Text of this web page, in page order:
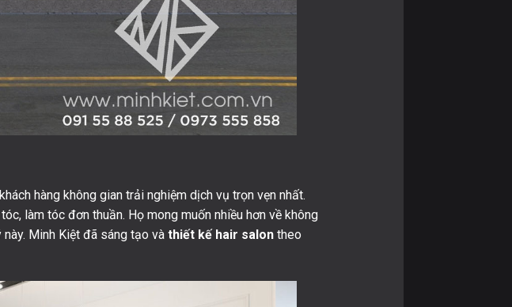
hàng không gian trải nghiệm dịch vụ trọn vẹn nhất.
làm tóc đơn thuần. Họ mong muốn nhiều hơn về không
Minh Kiệt đã sáng tạo và thiết kế hair salon theo